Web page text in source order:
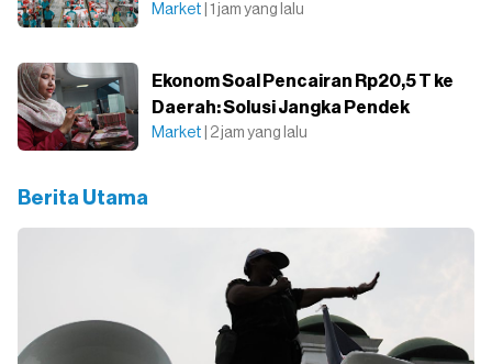
Market | 1 jam yang lalu
Ekonom Soal Pencairan Rp20,5 T ke
Daerah: Solusi Jangka Pendek
Market | 2 jam yang lalu
Berita Utama